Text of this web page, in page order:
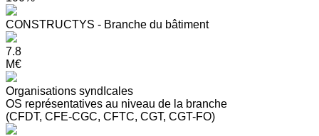
CONSTRUCTYS - Branche du bâtiment
7.8
M€
Organisations syndIcales
OS représentatives au niveau de la branche
(CFDT, CFE-CGC, CFTC, CGT, CGT-FO)